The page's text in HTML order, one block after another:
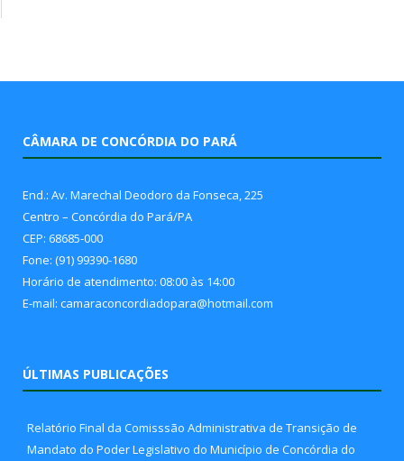
CÂMARA DE CONCÓRDIA DO PARÁ
End.: Av. Marechal Deodoro da Fonseca, 225
Centro – Concórdia do Pará/PA
CEP: 68685-000
Fone: (91) 99390-1680
Horário de atendimento: 08:00 às 14:00
E-mail: camaraconcordiadopara@hotmail.com
ÚLTIMAS PUBLICAÇÕES
Relatório Final da Comisssão Administrativa de Transição de
Mandato do Poder Legislativo do Município de Concórdia do